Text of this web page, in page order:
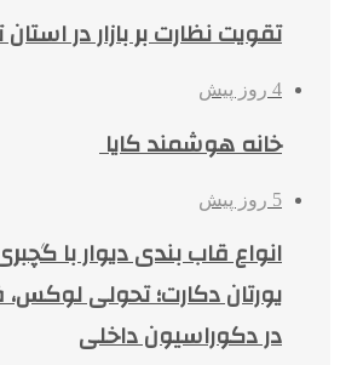
تقویت نظارت بر بازار در استان
4 روز پیش
خانه هوشمند کایا
5 روز پیش
انواع قاب بندی دیوار با
یورتان دکارت؛ تحولی
در دکوراسیون داخلی